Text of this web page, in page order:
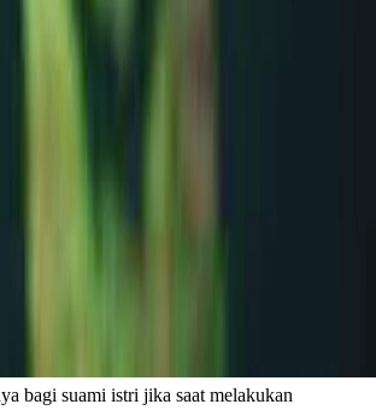
bagi suami istri jika saat melakukan